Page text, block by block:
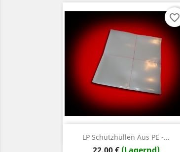
LP Schutzhüllen Aus PE -...
Preis
Vorschau
favorite_border